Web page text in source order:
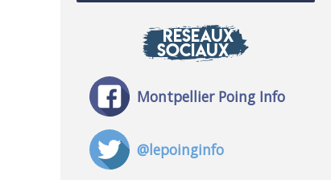
RÉSEAUX
SOCIAUX
Montpellier Poing Info
@lepoinginfo